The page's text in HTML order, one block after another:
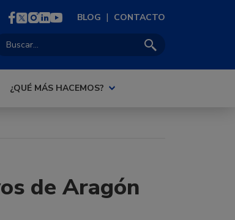
BLOG | CONTACTO
¿QUÉ MÁS HACEMOS?
de Aragón